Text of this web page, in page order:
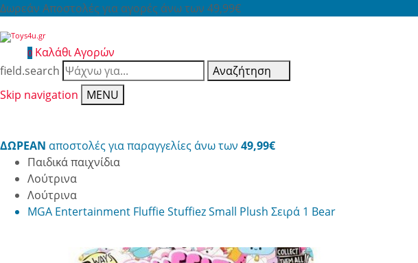
Δωρεάν Αποστολές για αγορές άνω των 49,99€
0 Καλάθι Αγορών
field.search
Αναζήτηση
Skip navigation
MENU
ΔΩΡΕΑΝ αποστολές για παραγγελίες άνω των 49,99€
Παιδικά παιχνίδια
Λούτρινα
Λούτρινα
MGA Entertainment Fluffie Stuffiez Small Plush Σειρά 1 Bear